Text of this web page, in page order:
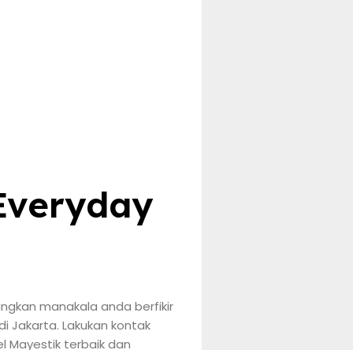
manakala anda berfikir
Lakukan kontak
Mayestik terbaik dan